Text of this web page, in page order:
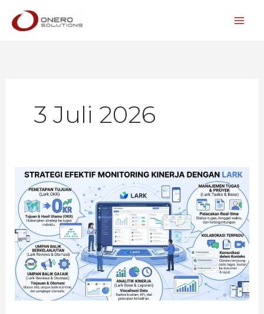
Lewati
3 Juli 2026
Strategi
Efektif
Monitoring
Kinerja:
Bagaimana
Fitur
Terintegrasi
Lark
Mengubah